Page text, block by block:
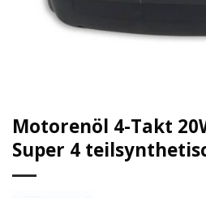
Motorenöl 4-Takt
Super 4